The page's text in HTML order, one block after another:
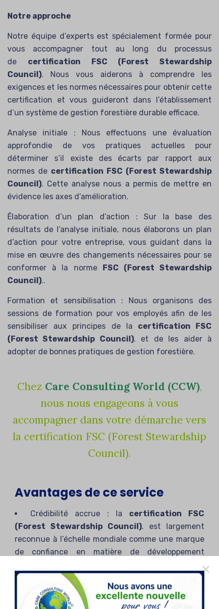
Notre approche
Notre équipe d’experts est spécialement formée pour
vous accompagner tout au long du processus
de certification FSC (Forest Stewardship
Council). Nous vous aiderons à comprendre les
exigences et les normes nécessaires pour obtenir cette
certification et vous guideront dans l’établissement
d’un système de gestion forestière durable efficace.
Analyse initiale : Nous effectuons une évaluation
approfondie de vos pratiques actuelles pour
déterminer s’il existe des écarts par rapport aux
normes de certification FSC (Forest Stewardship
Council). Cette analyse nous a permis de mettre en
évidence les axes d’amélioration.
Élaboration d’un plan d’action : Sur la base des
résultats de l’analyse initiale, nous élaborons un plan
d’action pour votre entreprise, vous guidant dans la
mise en œuvre des changements nécessaires pour se
conformer à la norme FSC (Forest Stewardship
Council)..
Formation et sensibilisation : Nous organisons des
sessions de formation pour vos employés afin de les
sensibiliser aux principes de la certification FSC
(Forest Stewardship Council). et de les aider à
adopter de bonnes pratiques de gestion forestière.
Chez Care Consulting World (CCW),
nous nous engageons à vous
accompagner dans votre démarche vers
la certification FSC (Forest Stewardship
Council).
Avantages de ce service
Crédibilité accrue : la certification FSC
(Forest Stewardship Council). est largement
reconnue à l’échelle mondiale comme une marque
de confiance en matière de développement
Opportunités commerciales : la demande de
produits certifiés
FSCest en constante
augmentation, ce qui vous permettra d’ouvrir de